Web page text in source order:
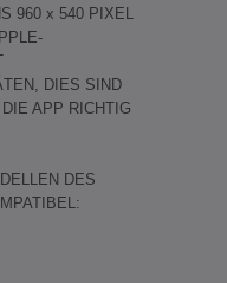
960 x 540 PIXEL
DIES SIND
APP RICHTIG
DES